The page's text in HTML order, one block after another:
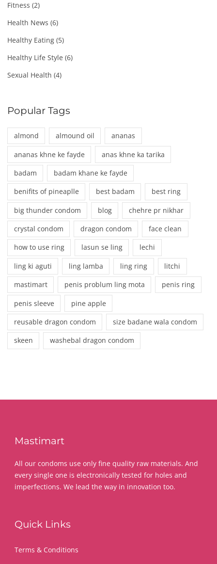
Fitness (2)
Health News (6)
Healthy Eating (5)
Healthy Life Style (6)
Sexual Health (4)
Popular Tags
almond almound oil ananas
ananas khne ke fayde anas khne ka tarika
badam badam khane ke fayde
benifits of pineaplle best badam best ring
big thunder condom blog chehre pr nikhar
crystal condom dragon condom face clean
how to use ring lasun se ling lechi
ling ki aguti ling lamba ling ring litchi
mastimart penis problum ling mota penis ring
penis sleeve pine apple
reusable dragon condom size badane wala condom
skeen washebal dragon condom
Mastimart
All our condoms use only fine quality raw materials. And
every single one is electronically tested for holes and
imperfections. We lead the way in innovation too.
Quick Links
Terms & Conditions